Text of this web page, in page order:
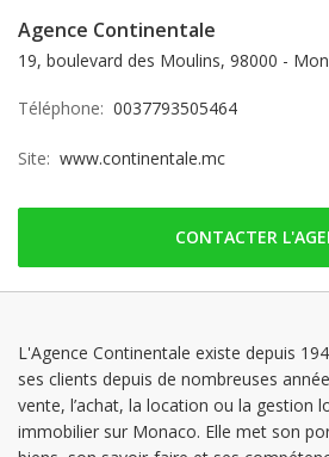
Agence Continentale
19, boulevard des Moulins, 98000 -
Téléphone: 0037793505464
Site: www.continentale.mc
CONTACTER
L'Agence Continentale existe depuis
ses clients depuis de nombreuses
vente, l’achat, la location ou la gestion
immobilier sur Monaco. Elle met son